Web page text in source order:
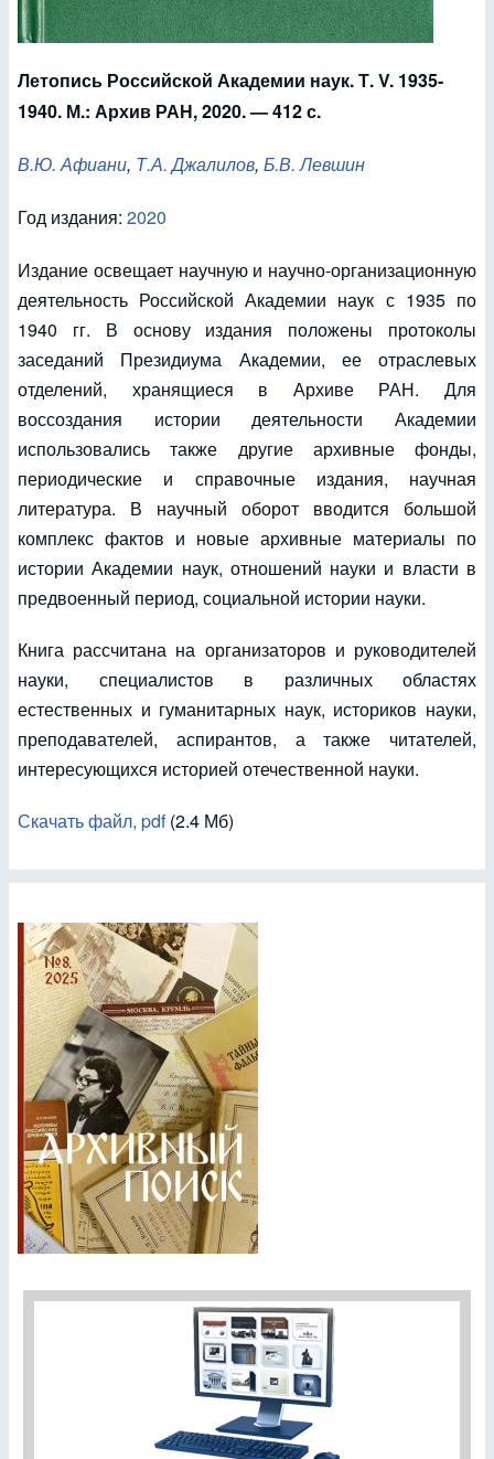
Летопись Российской Академии наук. Т. V. 1935-
1940. М.: Архив РАН, 2020. — 412 с.
В.Ю. Афиани, Т.А. Джалилов, Б.В. Левшин
Год издания: 2020
Издание освещает научную и научно-организационную
деятельность Российской Академии наук с 1935 по
1940 гг. В основу издания положены протоколы
заседаний Президиума Академии, ее отраслевых
отделений, хранящиеся в Архиве РАН. Для
воссоздания истории деятельности Академии
использовались также другие архивные фонды,
периодические и справочные издания, научная
литература. В научный оборот вводится большой
комплекс фактов и новые архивные материалы по
истории Академии наук, отношений науки и власти в
предвоенный период, социальной истории науки.
Книга рассчитана на организаторов и руководителей
науки, специалистов в различных областях
естественных и гуманитарных наук, историков науки,
преподавателей, аспирантов, а также читателей,
интересующихся историей отечественной науки.
Скачать файл, pdf(2.4 Мб)